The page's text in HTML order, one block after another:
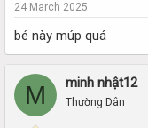
24 March 2025
bé này múp quá
M minh nhật12
Thường Dân